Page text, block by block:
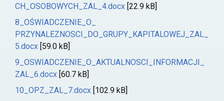
CH_OSOBOWYCH_ZAL_4.docx [22.9 kB]
8_OŚWIADCZENIE_O_
PRZYNALEZNOSCI_DO_GRUPY_KAPITALOWEJ_ZAL_
5.docx [59.0 kB]
9_OSWIADCZENIE_O_AKTUALNOSCI_INFORMACJI_
ZAL_6.docx [60.7 kB]
10_OPZ_ZAL_7.docx [102.9 kB]